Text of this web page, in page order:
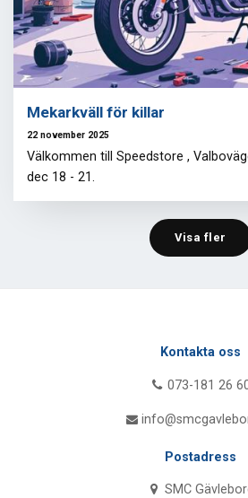
Mekarkväll för killar
22 november 2025
Välkommen till Speedstore ,
dec 18 - 21.
Visa fler
Kontakta oss
073-181 26
Postadress
SMC